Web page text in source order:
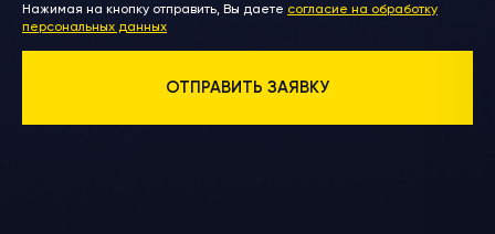
Нажимая на кнопку отправить, Вы даете согласие на обработку
персональных данных